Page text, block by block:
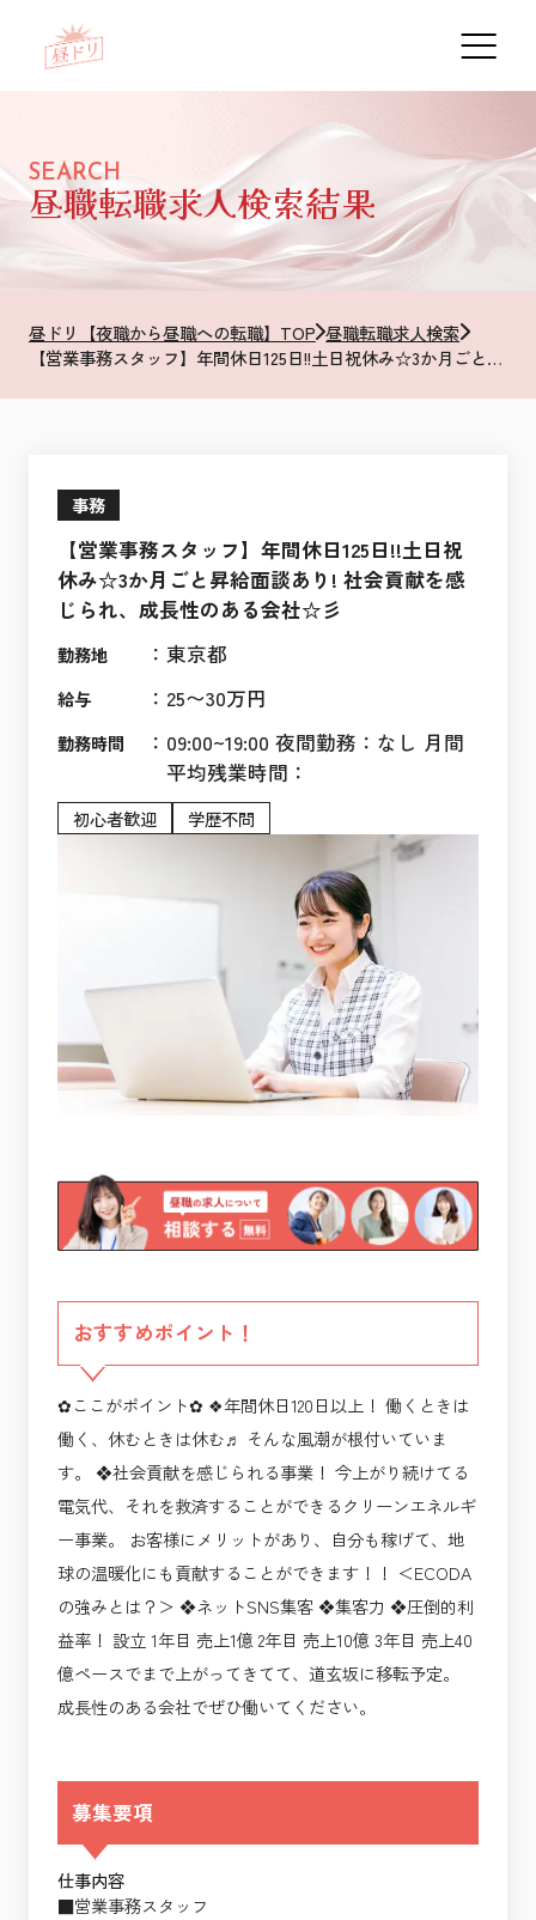
SEARCH
昼職転職求人検索結果
昼ドリ【夜職から昼職への転職】TOP 昼職転職求人検索
【営業事務スタッフ】年間休日125日!!土日祝休み☆3か月ごと昇給面談あり! 社会貢献を感じられ、成長性のある会社☆彡
事務
【営業事務スタッフ】年間休日125日!!土日祝
休み☆3か月ごと昇給面談あり! 社会貢献を感
じられ、成長性のある会社☆彡
勤務地 ： 東京都
給与 ： 25〜30万円
勤務時間 ： 09:00~19:00 夜間勤務：なし 月間
平均残業時間：
初心者歓迎 学歴不問
おすすめポイント！
✿ここがポイント✿ ❖年間休日120日以上！ 働くときは
働く、休むときは休む♬ そんな風潮が根付いていま
す。 ❖社会貢献を感じられる事業！ 今上がり続けてる
電気代、それを救済することができるクリーンエネルギ
ー事業。 お客様にメリットがあり、自分も稼げて、地
球の温暖化にも貢献することができます！！ ＜ECODA
の強みとは？＞ ❖ネットSNS集客 ❖集客力 ❖圧倒的利
益率！ 設立 1年目 売上1億 2年目 売上10億 3年目 売上40
億ペースでまで上がってきてて、道玄坂に移転予定。
成長性のある会社でぜひ働いてください。
募集要項
仕事内容
■営業事務スタッフ